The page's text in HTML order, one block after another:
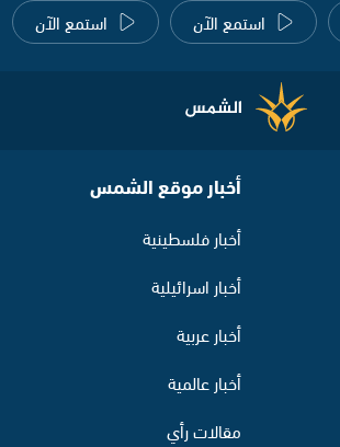
استمع الآن
استمع الآن
أخبار موقع الشمس
أخبار فلسطينية
أخبار اسرائيلية
أخبار عربية
أخبار عالمية
مقالات رأي